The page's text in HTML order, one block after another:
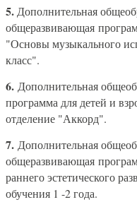
5.Дополнительная
общеразвивающая
"Основы музыкального
класс".
6. Дополнительная
программа для детей и
отделение "Аккорд".
7. Дополнительная
общеразвивающая
раннего эстетического
обучения 1 -2 года.